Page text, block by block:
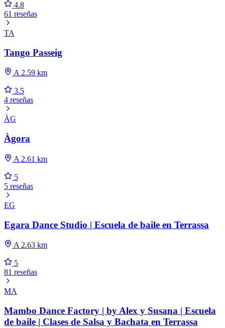
4.8
61 reseñas
TA
Tango Passeig
A 2.59 km
3.5
4 reseñas
ÀG
Àgora
A 2.61 km
5
5 reseñas
EG
Egara Dance Studio | Escuela de baile en Terrassa
A 2.63 km
5
81 reseñas
MA
Mambo Dance Factory | by Alex y Susana | Escuela
de baile | Clases de Salsa y Bachata en Terrassa